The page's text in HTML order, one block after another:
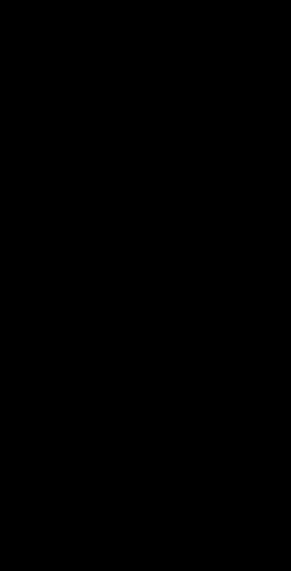
Порядок простой: загрузил
яркие, детали четкие, очень
сайт, быстро выбрала нужный
отличный результат!
Обработка прошла быстро, в срок,
повреждений. Общение с